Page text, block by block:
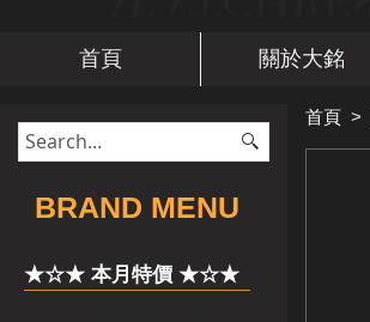
首頁 關於大銘
​BRAND MENU
★☆★ 本月特價 ★☆★
首頁 >